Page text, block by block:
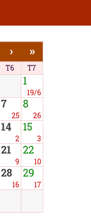
› »
T6 T7
1
19/6
7
25
8
26
14
2
15
3
21
9
22
10
28
16
29
17